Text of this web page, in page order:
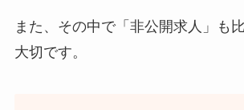
また、その中で「非公開求人」も
大切です。